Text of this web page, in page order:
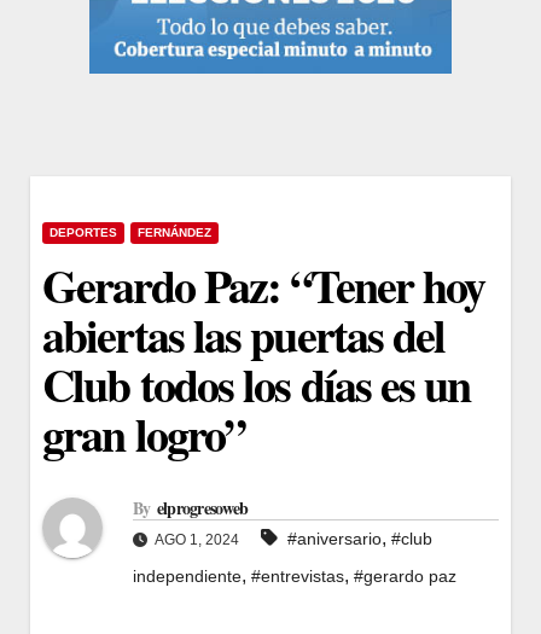
DEPORTES FERNÁNDEZ
Gerardo Paz: “Tener hoy
abiertas las puertas del
Club todos los días es un
gran logro”
By elprogresoweb
AGO 1, 2024 #aniversario, #club
independiente, #entrevistas, #gerardo paz